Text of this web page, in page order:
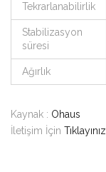
Tekrarlanabilirlik
Stabilizasyon
süresi
Ağırlık
Kaynak : Ohaus
İletişim İçin Tıklayınız